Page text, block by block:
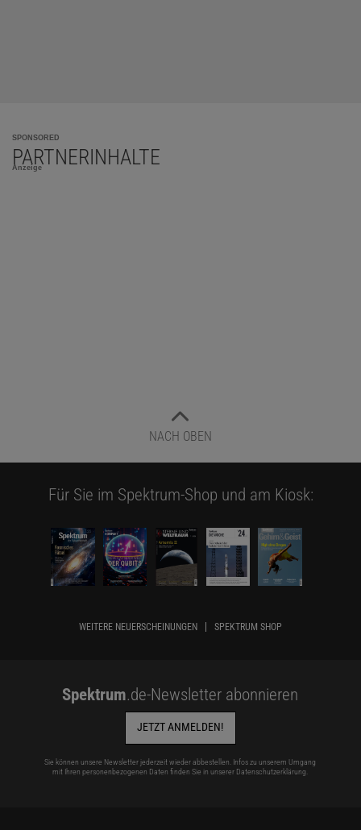
SPONSORED
PARTNERINHALTE
Anzeige
NACH OBEN
Für Sie im Spektrum-Shop und am Kiosk:
WEITERE NEUERSCHEINUNGEN SPEKTRUM SHOP
Spektrum.de-Newsletter abonnieren
JETZT ANMELDEN!
Sie können unsere Newsletter jederzeit wieder abbestellen. Infos zu unserem Umgang
mit Ihren personenbezogenen Daten finden Sie in unserer Datenschutzerklärung